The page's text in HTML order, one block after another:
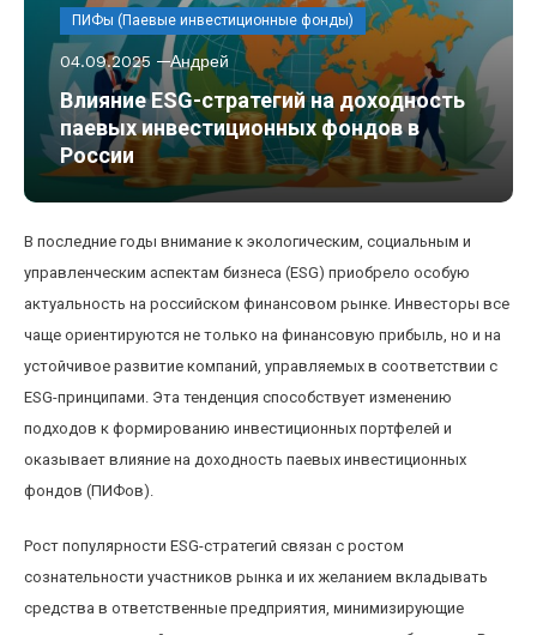
ПИФы (Паевые инвестиционные фонды)
04.09.2025 Андрей
Влияние ESG-стратегий на доходность
паевых инвестиционных фондов в
России
В последние годы внимание к экологическим, социальным и
управленческим аспектам бизнеса (ESG) приобрело особую
актуальность на российском финансовом рынке. Инвесторы все
чаще ориентируются не только на финансовую прибыль, но и на
устойчивое развитие компаний, управляемых в соответствии с
ESG-принципами. Эта тенденция способствует изменению
подходов к формированию инвестиционных портфелей и
оказывает влияние на доходность паевых инвестиционных
фондов (ПИФов).
Рост популярности ESG-стратегий связан с ростом
сознательности участников рынка и их желанием вкладывать
средства в ответственные предприятия, минимизирующие